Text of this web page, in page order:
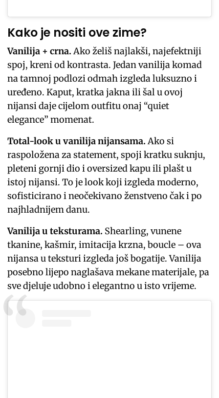
Kako je nositi ove zime?
Vanilija + crna. Ako želiš najlakši, najefektniji
spoj, kreni od kontrasta. Jedan vanilija komad
na tamnoj podlozi odmah izgleda luksuzno i
uređeno. Kaput, kratka jakna ili šal u ovoj
nijansi daje cijelom outfitu onaj “quiet
elegance” momenat.
Total-look u vanilija nijansama. Ako si
raspoložena za statement, spoji kratku suknju,
pleteni gornji dio i oversized kapu ili plašt u
istoj nijansi. To je look koji izgleda moderno,
sofisticirano i neočekivano ženstveno čak i po
najhladnijem danu.
Vanilija u teksturama. Shearling, vunene
tkanine, kašmir, imitacija krzna, boucle – ova
nijansa u teksturi izgleda još bogatije. Vanilija
posebno lijepo naglašava mekane materijale, pa
sve djeluje udobno i elegantno u isto vrijeme.